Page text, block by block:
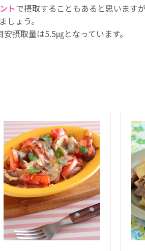
トで摂取することもあると思います
ょう。
摂取量は5.5㎍となっています。